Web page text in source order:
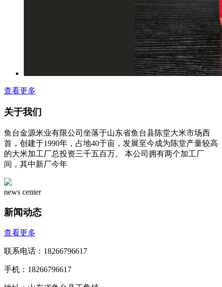
查看更多
关于我们
鱼台金源米业有限公司坐落于山东省鱼台县陈堂大米市场西
首，创建于1990年，占地40于亩，发展至今成为陈堂产量较高
的大米加工厂总投资三千五百万。 本公司拥有两个加工厂
间，其中新厂今年
news center
新闻动态
查看更多
联系电话：18266796617
手机：18266796617